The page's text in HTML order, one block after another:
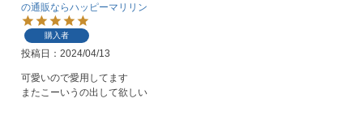
の通販ならハッピーマリリン
購入者
投稿日 2024/04/13
可愛いので愛用してます
またこーいうの出して欲しい